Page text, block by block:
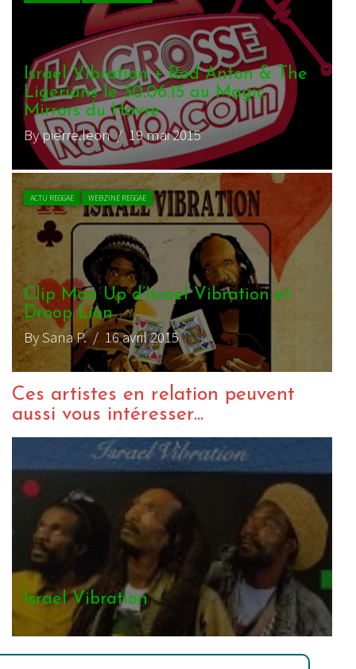
Israel Vibration + Rod Anton & The
Ligerians le 30.06.15 au Magic
Mirrors du Havre
By pierre.leon/ 19 mai 2015
ACTU REGGAE WEBZINE REGGAE
Clip Man Up d’Israel Vibration et
Droop Lion
By Sana P./ 16 avril 2015
Ces artistes en relation peuvent
aussi vous intéresser...
Israel Vibration